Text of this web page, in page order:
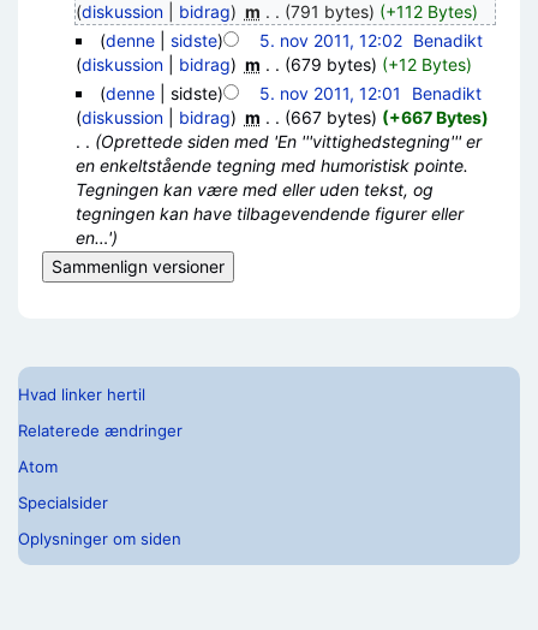
(diskussion| bidrag) m . . (791 bytes) (+112 Bytes)
(denne| sidste) 5. nov 2011, 12:02‎ Benadikt
(diskussion| bidrag) m . . (679 bytes) (+12 Bytes)
(denne| sidste) 5. nov 2011, 12:01
Benadikt
(diskussion| bidrag) m . . (667 bytes) (+667 Bytes)
. . (Oprettede siden med 'En '''vittighedstegning''' er
en enkeltstående tegning med humoristisk pointe.
Tegningen kan være med eller uden tekst, og
tegningen kan have tilbagevendende figurer eller
en…')
Hvad linker hertil
Relaterede ændringer
Atom
Specialsider
Oplysninger om siden